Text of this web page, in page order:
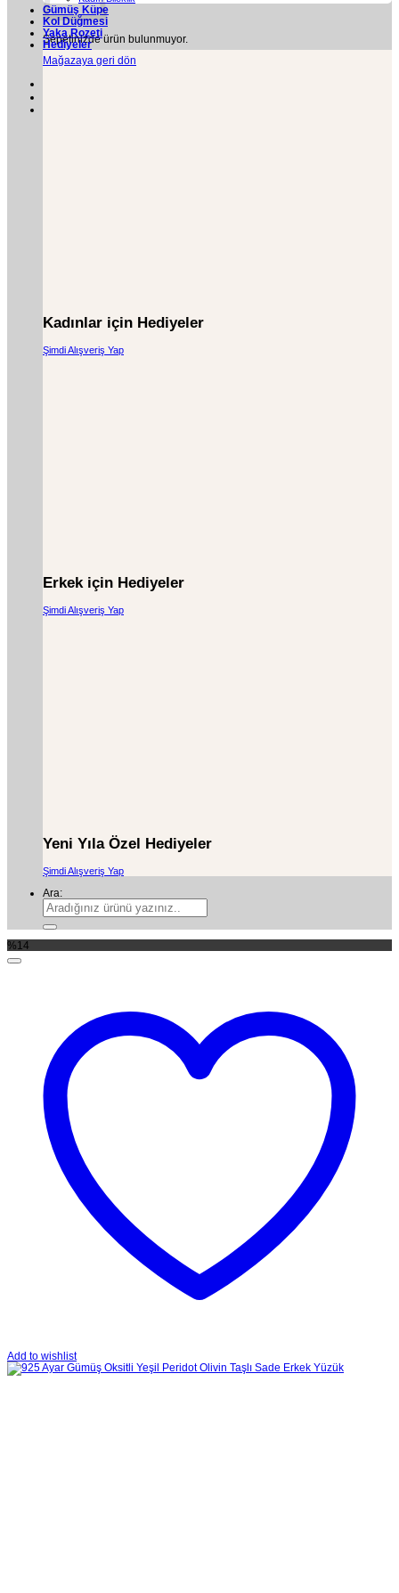
Sepetinizde ürün bulunmuyor.
Mağazaya geri dön
Gümüş Küpe
Kol Düğmesi
Yaka Rozeti
Hediyeler
Kadınlar için Hediyeler
Şimdi Alışveriş Yap
Erkek için Hediyeler
Şimdi Alışveriş Yap
Yeni Yıla Özel Hediyeler
Şimdi Alışveriş Yap
Ara:
%14
Add to wishlist